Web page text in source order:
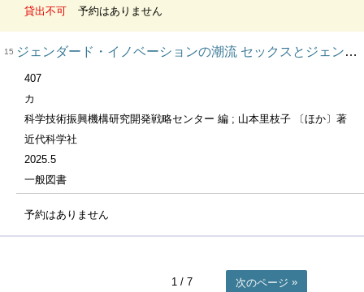
貸出不可 予約はありません
15 ジェンダード・イノベーションの潮流 セックスとジェンダーを考慮した研究・イノベーション
407
カ
科学技術振興機構研究開発戦略センター 編 ; 山本里枝子 〔ほか〕著
近代科学社
2025.5
一般図書
予約はありません
1 / 7 次のページ